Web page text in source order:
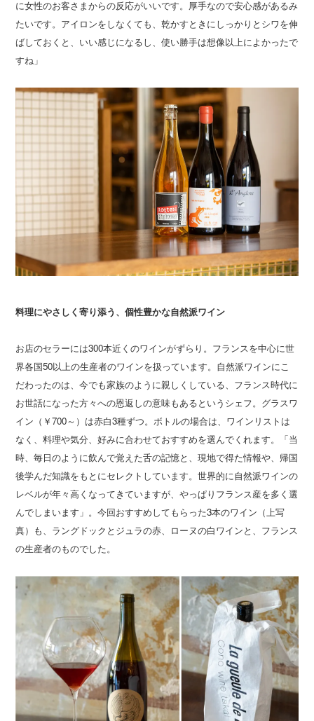
に女性のお客さまからの反応がいいです。厚手なので安心感があるみ
たいです。アイロンをしなくても、乾かすときにしっかりとシワを伸
ばしておくと、いい感じになるし、使い勝手は想像以上によかったで
すね」
料理にやさしく寄り添う、個性豊かな自然派ワイン
お店のセラーには300本近くのワインがずらり。フランスを中心に世
界各国50以上の生産者のワインを扱っています。自然派ワインにこ
だわったのは、今でも家族のように親しくしている、フランス時代に
お世話になった方々への恩返しの意味もあるというシェフ。グラスワ
イン（￥700～）は赤白3種ずつ。ボトルの場合は、ワインリストは
なく、料理や気分、好みに合わせておすすめを選んでくれます。「当
時、毎日のように飲んで覚えた舌の記憶と、現地で得た情報や、帰国
後学んだ知識をもとにセレクトしています。世界的に自然派ワインの
レベルが年々高くなってきていますが、やっぱりフランス産を多く選
んでしまいます」。今回おすすめしてもらった3本のワイン（上写
真）も、ラングドックとジュラの赤、ローヌの白ワインと、フランス
の生産者のものでした。